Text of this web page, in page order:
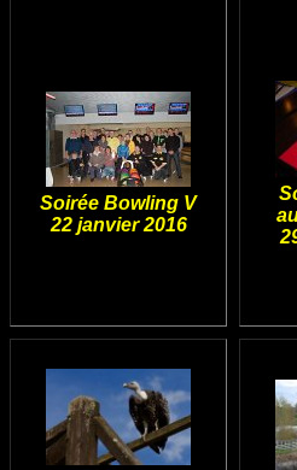
Soirée Bowling V
22 janvier 2016